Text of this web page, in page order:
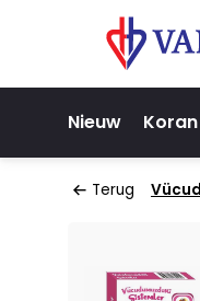
Nieuw Koran
Terug